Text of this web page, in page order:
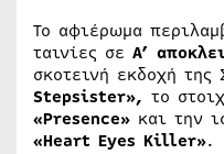
Το αφιέρωμα
ταινίες σε Α’
σκοτεινή εκδοχή της
Stepsister», το
«Presence» και την
«Heart Eyes Killer».